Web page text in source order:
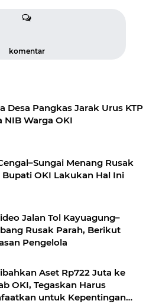
komentar
Desa Pangkas Jarak Urus KTP
NIB Warga OKI
Menang Rusak
Bupati OKI Lakukan Hal Ini
Jalan Tol Kayuagung–
Rusak Parah, Berikut
Pengelola
Aset Rp722 Juta ke
OKI, Tegaskan Harus
untuk Kepentingan